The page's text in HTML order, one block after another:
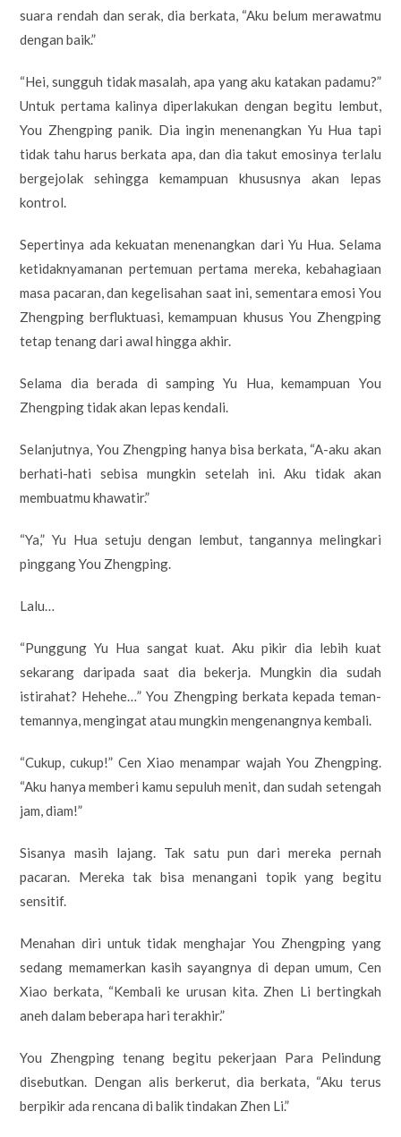
suara rendah dan serak, dia berkata, “Aku belum merawatmu
dengan baik.”
“Hei, sungguh tidak masalah, apa yang aku katakan padamu?”
Untuk pertama kalinya diperlakukan dengan begitu lembut,
You Zhengping panik. Dia ingin menenangkan Yu Hua tapi
tidak tahu harus berkata apa, dan dia takut emosinya terlalu
bergejolak sehingga kemampuan khususnya akan lepas
kontrol.
Sepertinya ada kekuatan menenangkan dari Yu Hua. Selama
ketidaknyamanan pertemuan pertama mereka, kebahagiaan
masa pacaran, dan kegelisahan saat ini, sementara emosi You
Zhengping berfluktuasi, kemampuan khusus You Zhengping
tetap tenang dari awal hingga akhir.
Selama dia berada di samping Yu Hua, kemampuan You
Zhengping tidak akan lepas kendali.
Selanjutnya, You Zhengping hanya bisa berkata, “A-aku akan
berhati-hati sebisa mungkin setelah ini. Aku tidak akan
membuatmu khawatir.”
“Ya,” Yu Hua setuju dengan lembut, tangannya melingkari
pinggang You Zhengping.
Lalu…
“Punggung Yu Hua sangat kuat. Aku pikir dia lebih kuat
sekarang daripada saat dia bekerja. Mungkin dia sudah
istirahat? Hehehe…” You Zhengping berkata kepada teman-
temannya, mengingat atau mungkin mengenangnya kembali.
“Cukup, cukup!” Cen Xiao menampar wajah You Zhengping.
“Aku hanya memberi kamu sepuluh menit, dan sudah setengah
jam, diam!”
Sisanya masih lajang. Tak satu pun dari mereka pernah
pacaran. Mereka tak bisa menangani topik yang begitu
sensitif.
Menahan diri untuk tidak menghajar You Zhengping yang
sedang memamerkan kasih sayangnya di depan umum, Cen
Xiao berkata, “Kembali ke urusan kita. Zhen Li bertingkah
aneh dalam beberapa hari terakhir.”
You Zhengping tenang begitu pekerjaan Para Pelindung
disebutkan. Dengan alis berkerut, dia berkata, “Aku terus
berpikir ada rencana di balik tindakan Zhen Li.”